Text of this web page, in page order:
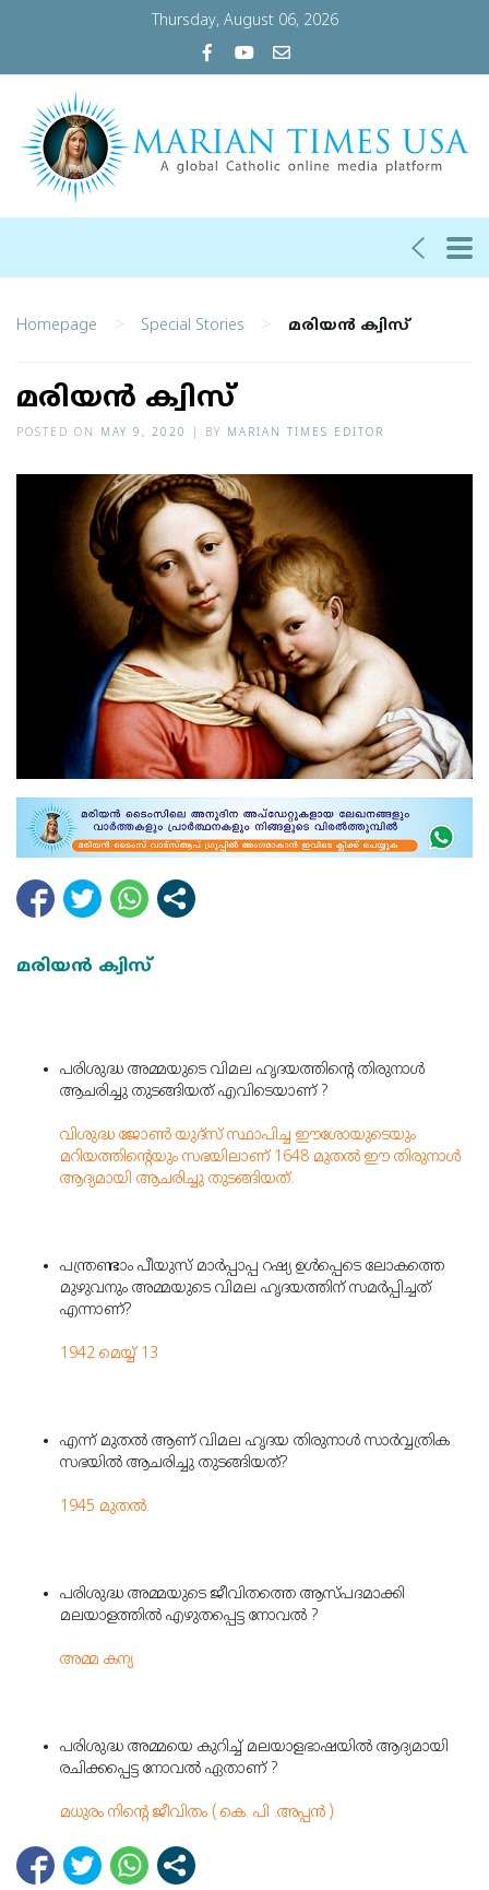
Thursday, August 06, 2026
Homepage > Special Stories > മരിയന്‍ ക്വിസ്
മരിയന്‍ ക്വിസ്
POSTED ON MAY 9, 2020 BY MARIAN TIMES EDITOR
മരിയന്‍ ക്വിസ്
പരിശുദ്ധ അമ്മയുടെ വിമല ഹൃദയത്തിന്റെ തിരുനാള്‍
ആചരിച്ചു തുടങ്ങിയത് എവിടെയാണ് ?
വിശുദ്ധ ജോണ്‍ യുദ്‌സ് സ്ഥാപിച്ച ഈശോയുടെയും
മറിയത്തിന്റെയും സഭയിലാണ് 1648 മുതല്‍ ഈ തിരുനാള്‍
ആദ്യമായി ആചരിച്ചു തുടങ്ങിയത്.
പന്ത്രണ്ടാം പീയുസ് മാര്‍പ്പാപ്പ റഷ്യ ഉള്‍പ്പെടെ ലോകത്തെ
മുഴുവനും അമ്മയുടെ വിമല ഹൃദയത്തിന് സമര്‍പ്പിച്ചത്
എന്നാണ്?
1942 മെയ്യ് 13
എന്ന് മുതല്‍ ആണ് വിമല ഹൃദയ തിരുനാള്‍ സാര്‍വ്വത്രിക
സഭയില്‍ ആചരിച്ചു തുടങ്ങിയത്?
1945 മുതല്‍.
പരിശുദ്ധ അമ്മയുടെ ജീവിതത്തെ ആസ്പദമാക്കി
മലയാളത്തില്‍ എഴുതപ്പെട്ട നോവല്‍ ?
അമ്മ കന്യ
പരിശുദ്ധ അമ്മയെ കുറിച്ച് മലയാളഭാഷയില്‍ ആദ്യമായി
രചിക്കപ്പെട്ട നോവല്‍ ഏതാണ് ?
മധുരം നിന്റെ ജീവിതം ( കെ. പി .അപ്പന്‍ )